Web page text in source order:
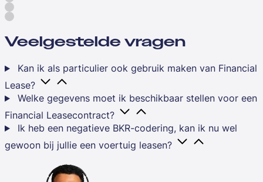
Veelgestelde vragen
Kan ik als particulier ook gebruik maken van Financial
Lease?
Welke gegevens moet ik beschikbaar stellen voor een
Financial Leasecontract?
Ik heb een negatieve BKR-codering, kan ik nu wel
gewoon bij jullie een voertuig leasen?